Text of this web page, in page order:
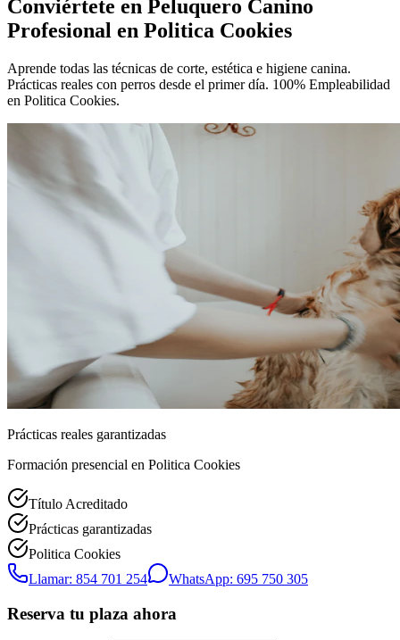
Conviértete en Peluquero Canino
Profesional en Politica Cookies
Aprende todas las técnicas de corte, estética e higiene canina.
Prácticas reales con perros desde el primer día. 100% Empleabilidad
en Politica Cookies.
Prácticas reales garantizadas
Formación presencial en Politica Cookies
Título Acreditado
Prácticas garantizadas
Politica Cookies
Llamar: 854 701 254
WhatsApp: 695 750 305
Reserva tu plaza ahora